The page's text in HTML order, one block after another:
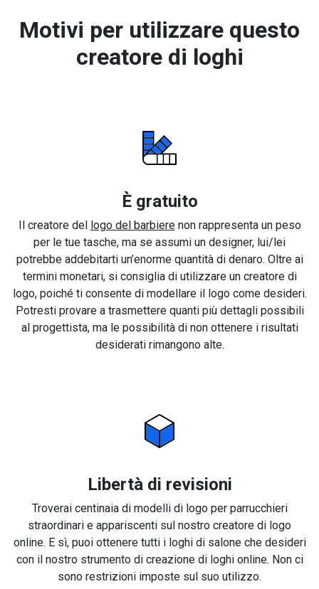
Motivi per utilizzare questo
creatore di loghi
È gratuito
Il creatore del logo del barbierenon rappresenta un peso
per le tue tasche, ma se assumi un designer, lui/lei
potrebbe addebitarti un’enorme quantità di denaro. Oltre ai
termini monetari, si consiglia di utilizzare un creatore di
logo, poiché ti consente di modellare il logo come desideri.
Potresti provare a trasmettere quanti più dettagli possibili
al progettista, ma le possibilità di non ottenere i risultati
desiderati rimangono alte.
Libertà di revisioni
Troverai centinaia di modelli di logo per parrucchieri
straordinari e appariscenti sul nostro creatore di logo
online. E sì, puoi ottenere tutti i loghi di salone che desideri
con il nostro strumento di creazione di loghi online. Non ci
sono restrizioni imposte sul suo utilizzo.